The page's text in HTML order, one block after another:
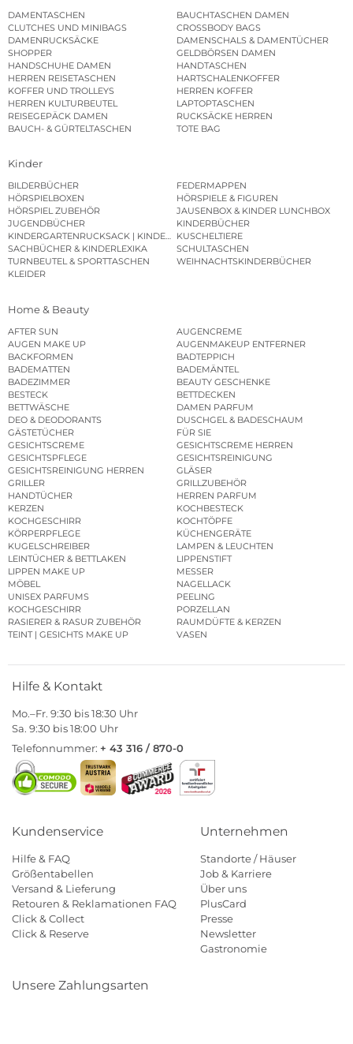
DAMENTASCHEN
BAUCHTASCHEN DAMEN
CLUTCHES UND MINIBAGS
CROSSBODY BAGS
DAMENRUCKSÄCKE
DAMENSCHALS & DAMENTÜCHER
SHOPPER
GELDBÖRSEN DAMEN
HANDSCHUHE DAMEN
HANDTASCHEN
HERREN REISETASCHEN
HARTSCHALENKOFFER
KOFFER UND TROLLEYS
HERREN KOFFER
HERREN KULTURBEUTEL
LAPTOPTASCHEN
REISEGEPÄCK DAMEN
RUCKSÄCKE HERREN
BAUCH- & GÜRTELTASCHEN
TOTE BAG
Kinder
BILDERBÜCHER
FEDERMAPPEN
HÖRSPIELBOXEN
HÖRSPIELE & FIGUREN
HÖRSPIEL ZUBEHÖR
JAUSENBOX & KINDER LUNCHBOX
JUGENDBÜCHER
KINDERBÜCHER
KINDERGARTENRUCKSACK | KINDERGARTENBEUTEL
KUSCHELTIERE
SACHBÜCHER & KINDERLEXIKA
SCHULTASCHEN
TURNBEUTEL & SPORTTASCHEN
WEIHNACHTSKINDERBÜCHER
KLEIDER
Home & Beauty
AFTER SUN
AUGENCREME
AUGEN MAKE UP
AUGENMAKEUP ENTFERNER
BACKFORMEN
BADTEPPICH
BADEMATTEN
BADEMÄNTEL
BADEZIMMER
BEAUTY GESCHENKE
BESTECK
BETTDECKEN
BETTWÄSCHE
DAMEN PARFUM
DEO & DEODORANTS
DUSCHGEL & BADESCHAUM
GÄSTETÜCHER
FÜR SIE
GESICHTSCREME
GESICHTSCREME HERREN
GESICHTSPFLEGE
GESICHTSREINIGUNG
GESICHTSREINIGUNG HERREN
GLÄSER
GRILLER
GRILLZUBEHÖR
HANDTÜCHER
HERREN PARFUM
KERZEN
KOCHBESTECK
KOCHGESCHIRR
KOCHTÖPFE
KÖRPERPFLEGE
KÜCHENGERÄTE
KUGELSCHREIBER
LAMPEN & LEUCHTEN
LEINTÜCHER & BETTLAKEN
LIPPENSTIFT
LIPPEN MAKE UP
MESSER
MÖBEL
NAGELLACK
UNISEX PARFUMS
PEELING
KOCHGESCHIRR
PORZELLAN
RASIERER & RASUR ZUBEHÖR
RAUMDÜFTE & KERZEN
TEINT | GESICHTS MAKE UP
VASEN
Hilfe & Kontakt
Mo.–Fr. 9:30 bis 18:30 Uhr
Sa. 9:30 bis 18:00 Uhr
Telefonnummer: + 43 316 / 870-0
Kundenservice
Hilfe & FAQ
Größentabellen
Versand & Lieferung
Retouren & Reklamationen FAQ
Click & Collect
Click & Reserve
Unternehmen
Standorte / Häuser
Job & Karriere
Über uns
PlusCard
Presse
Newsletter
Gastronomie
Unsere Zahlungsarten